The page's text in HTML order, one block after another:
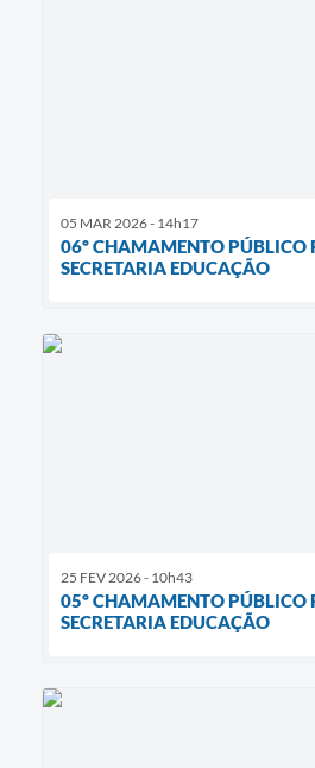
05 MAR 2026 - 14h17
06º CHAMAMENTO PÚBLICO
SECRETARIA EDUCAÇÃO
25 FEV 2026 - 10h43
05º CHAMAMENTO PÚBLICO
SECRETARIA EDUCAÇÃO